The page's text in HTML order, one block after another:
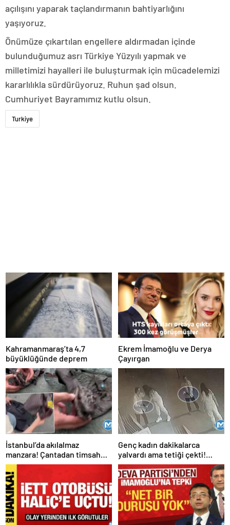
açılışını yaparak taçlandırmanın bahtiyarlığını
yaşıyoruz.
Önümüze çıkartılan engellere aldırmadan içinde
bulunduğumuz asrı Türkiye Yüzyılı yapmak ve
milletimizi hayalleri ile buluşturmak için mücadelemizi
kararlılıkla sürdürüyoruz. Ruhun şad olsun.
Cumhuriyet Bayramımız kutlu olsun.
Turkiye
Kahramanmaraş’ta 4,7
büyüklüğünde deprem
Ekrem İmamoğlu ve Derya
Çayırgan
İstanbul’da akılalmaz
manzara! Çantadan timsah
çıktı
Genç kadın dakikalarca
yalvardı ama tetiği çekti!
Kurşun yağdırdı